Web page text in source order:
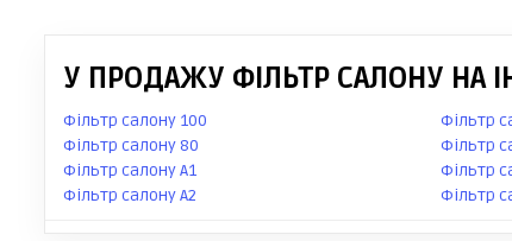
У ПРОДАЖУ ФІЛЬТР САЛОНУ НА
Фільтр салону 100
Фільтр салону 80
Фільтр салону A1
Фільтр салону A2
Фільтр
Фільтр
Фільтр
Фільтр